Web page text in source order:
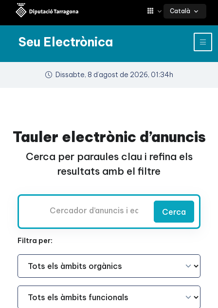
Català
Seu Electrònica
Dissabte, 8 d’agost de 2026, 01:34h
Tauler electrònic d’anuncis
Cerca per paraules clau i refina els
resultats amb el filtre
Cerca
Filtra per:
Àmbit Funcional
Àmbit Funcional